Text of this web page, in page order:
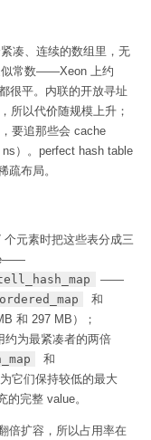
凑、连续的数组里，无
似常数——Xeon 上约
很平。内联的开放寻址
所以代价随规模上升；
要追那些会 cache
）。perfect hash table
疏布局。
元素时把这些表分成三
——
和
和 297 MB）；
约为最紧凑者的两倍
和
它们保持较低的最大
完整 value。
倍扩容，所以占用率在